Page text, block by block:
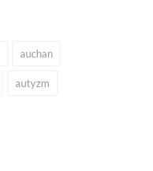
auchan
autyzm